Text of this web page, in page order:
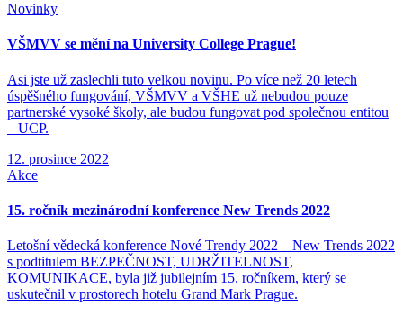
Novinky
VŠMVV se mění na University College Prague!
Asi jste už zaslechli tuto velkou novinu. Po více než 20 letech
úspěšného fungování, VŠMVV a VŠHE už nebudou pouze
partnerské vysoké školy, ale budou fungovat pod společnou entitou
– UCP.
12. prosince 2022
Akce
15. ročník mezinárodní konference New Trends 2022
Letošní vědecká konference Nové Trendy 2022 – New Trends 2022
s podtitulem BEZPEČNOST, UDRŽITELNOST,
KOMUNIKACE, byla již jubilejním 15. ročníkem, který se
uskutečnil v prostorech hotelu Grand Mark Prague.